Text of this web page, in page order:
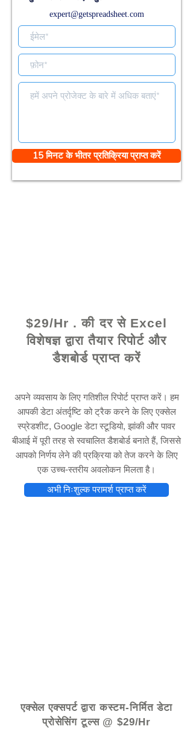
$29/Hr . की दर से Excel
विशेषज्ञ द्वारा तैयार रिपोर्ट और
डैशबोर्ड प्राप्त करें
अपने व्यवसाय के लिए गतिशील रिपोर्ट प्राप्त करें। हम
आपकी डेटा अंतर्दृष्टि को ट्रैक करने के लिए एक्सेल
स्प्रेडशीट, Google डेटा स्टूडियो, झांकी और पावर
बीआई में पूरी तरह से स्वचालित डैशबोर्ड बनाते हैं, जिससे
आपको निर्णय लेने की प्रक्रिया को तेज करने के लिए
एक उच्च-स्तरीय अवलोकन मिलता है।
अभी निःशुल्क परामर्श प्राप्त करें
expert@getspreadsheet.com
15 मिनट के भीतर प्रतिक्रिया प्राप्त करें
एक्सेल एक्सपर्ट द्वारा कस्टम-निर्मित डेटा
प्रोसेसिंग टूल्स @ $29/Hr